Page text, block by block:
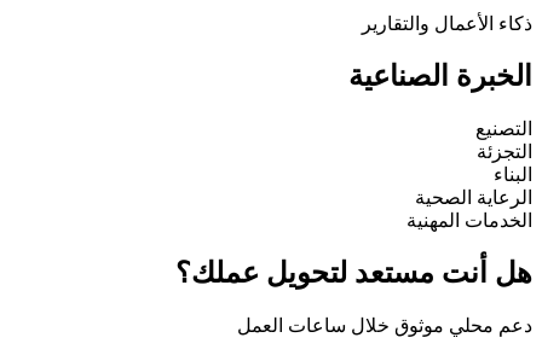
ذكاء الأعمال والتقارير
الخبرة الصناعية
التصنيع
التجزئة
البناء
الرعاية الصحية
الخدمات المهنية
هل أنت مستعد لتحويل عملك؟
دعم محلي موثوق خلال ساعات العمل